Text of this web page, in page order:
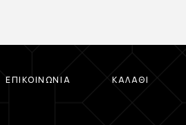
ΕΠΙΚΟΙΝΩΝΊΑ ΚΑΛΆΘΙ